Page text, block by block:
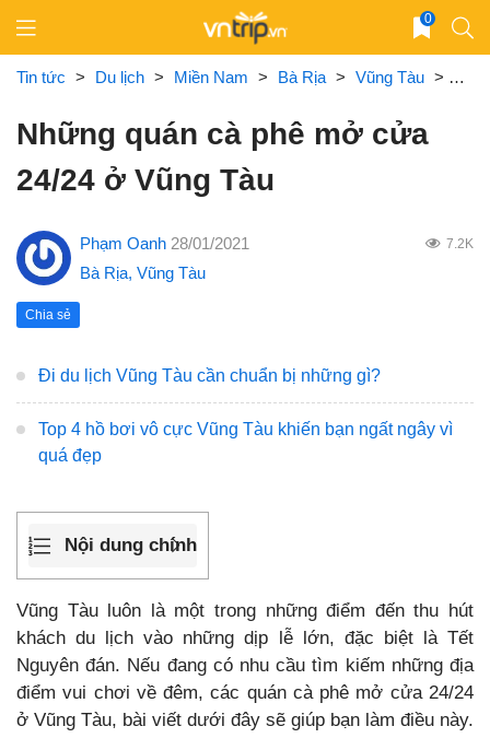
content
0
Tin tức > Du lịch > Miền Nam > Bà Rịa > Vũng Tàu >
Những quán cà phê mở cửa
24/24 ở Vũng Tàu
Phạm Oanh 28/01/2021 7.2K
Bà Rịa, Vũng Tàu
Chia sẻ
Đi du lịch Vũng Tàu cần chuẩn bị những gì?
Top 4 hồ bơi vô cực Vũng Tàu khiến bạn ngất ngây vì
quá đẹp
Nội dung chính
Vũng Tàu luôn là một trong những điểm đến thu hút
khách du lịch vào những dịp lễ lớn, đặc biệt là Tết
Nguyên đán. Nếu đang có nhu cầu tìm kiếm những địa
điểm vui chơi về đêm, các quán cà phê mở cửa 24/24
ở Vũng Tàu, bài viết dưới đây sẽ giúp bạn làm điều này.